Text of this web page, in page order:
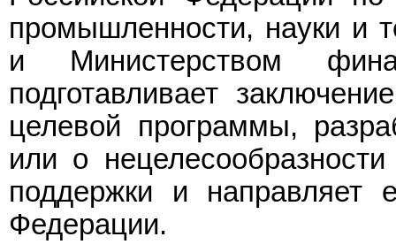
промышленности, науки и
и Министерством
подготавливает
целевой программы,
или о
поддержки и направляет
Федерации.